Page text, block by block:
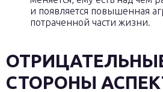
и появляется повышенная
потраченной части жизни.
СТОРОНЫ